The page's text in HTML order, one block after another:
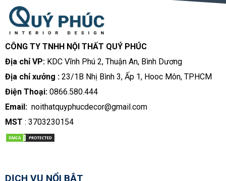
CÔNG TY TNHH NỘI THẤT QUÝ PHÚC
Địa chỉ VP: KDC Vĩnh Phú 2, Thuận An, Bình Dương
Địa chỉ xưởng :23/1B Nhị Bình 3, Ấp 1, Hooc Môn, TPHCM
Điện Thoại:0866.580.444
Email:noithatquyphucdecor@gmail.com
MST : 3703230154
DỊCH VỤ NỔI BẬT